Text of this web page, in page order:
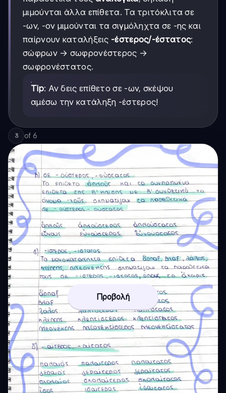
μιμούνται άλλα επίθετα. Τα τριτόκλιτα σε
-ων, -ον μιμούνται τα σιγμόληχτα σε -ης και
παίρνουν καταλήξεις -έστερος/-έστατος:
σώφρων → σωφρονέστερος →
σωφρονέστατος.
Tip: Αν δεις επίθετο σε -ων, σκέψου
αμέσω την κατάληξη -έστερος!
3 of 6
Προβολή